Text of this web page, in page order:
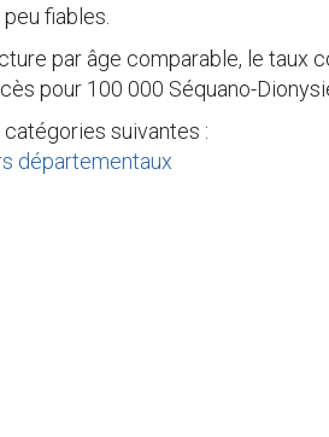
fiables.
par âge comparable, le taux
pour 100 000 Séquano-
suivantes :
départementaux